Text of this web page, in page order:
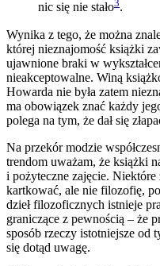
nic się nie stało3.
Wynika z tego, że można
której nieznajomość książki
ujawnione braki w
nieakceptowalne. Winą
Howarda nie była zatem
ma obowiązek znać każdy
polega na tym, że dał się
Na przekór modzie
trendom uważam, że książki
i pożyteczne zajęcie. Niektóre
kartkować, ale nie filozofię,
dzieł filozoficznych istnieje
graniczące z pewnością – że
sposób rzeczy istotniejsze od
się dotąd uwagę.